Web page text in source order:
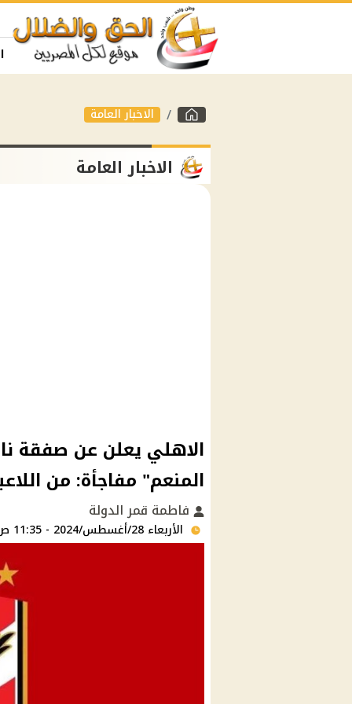
الاخبار العامة
الاخبار العامة
الاهلي يعلن عن صفقة
المنعم" مفاجأة: من
فاطمة قمر الدولة
الأربعاء 28/أغسطس/2024 - 11:35 ص